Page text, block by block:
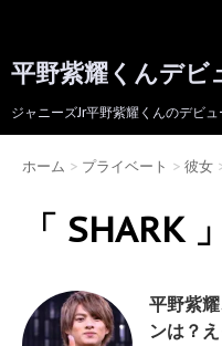
平野紫耀くんデビ
ジャニーズJr平野紫耀くんのデビ
ホーム > プライベート > 彼女
「 SHARK
平野紫
ンは？